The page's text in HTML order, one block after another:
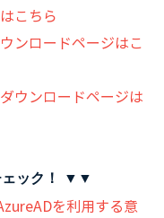
こちら
ンロードページはこ
ウンロードページは
ェック！ ▼▼
を利用する意